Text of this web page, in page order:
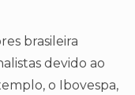
brasileira
devido ao
o Ibovespa,